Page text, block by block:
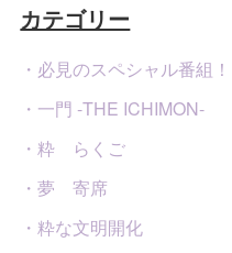
カテゴリー
・必見のスペシャル番組！
・一門 -THE ICHIMON-
・粋 らくご
・夢 寄席
・粋な文明開化